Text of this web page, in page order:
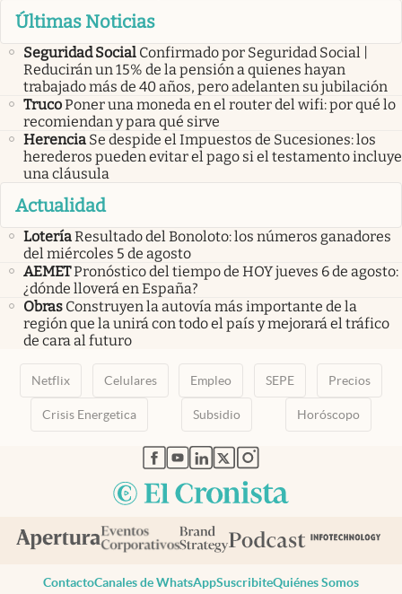
Últimas Noticias
Seguridad Social Confirmado por Seguridad Social |
Reducirán un 15% de la pensión a quienes hayan
trabajado más de 40 años, pero adelanten su jubilación
TrucoPoner una moneda en el router del wifi: por qué lo
recomiendan y para qué sirve
Herencia Se despide el Impuestos de Sucesiones: los
herederos pueden evitar el pago si el testamento incluye
una cláusula
Actualidad
LoteríaResultado del Bonoloto: los números ganadores
del miércoles 5 de agosto
AEMETPronóstico del tiempo de HOY jueves 6 de agosto:
¿dónde lloverá en España?
Obras Construyen la autovía más importante de la
región que la unirá con todo el país y mejorará el tráfico
de cara al futuro
Netflix Celulares Empleo SEPE Precios
Crisis Energetica Subsidio Horóscopo
abre en nueva pestaña
abre en nueva pestaña
abre en nueva pestaña
abre en nueva pestaña
abre en nueva pestaña
ContactoCanales de WhatsAppSuscribiteQuiénes Somos